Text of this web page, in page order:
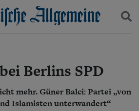
Wirtschaft
Gesellschaft
Leben
Berlins SPD
mehr. Güner Balci: Partei „von
Islamisten unterwandert“